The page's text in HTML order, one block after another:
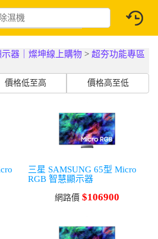
器｜燦坤線上購物 >超夯功能專區
價格低至高 價格高至低
三星 SAMSUNG 65型 Micro
RGB 智慧顯示器
網路價 $106900